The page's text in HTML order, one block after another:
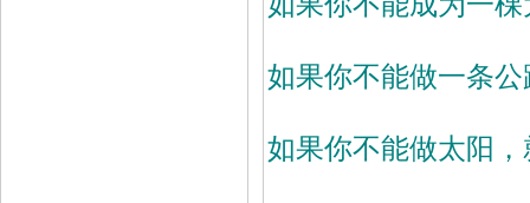
如果你不能做一条
如果你不能做太阳